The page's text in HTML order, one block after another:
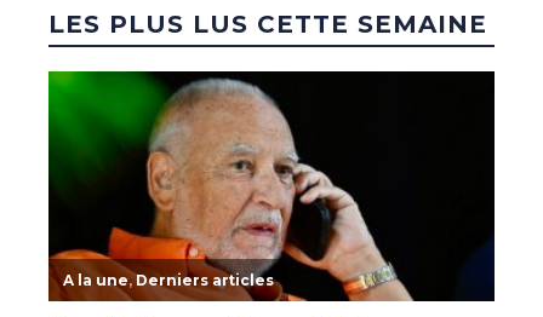
LES PLUS LUS CETTE SEMAINE